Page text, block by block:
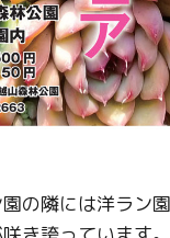
の隣には洋ラン